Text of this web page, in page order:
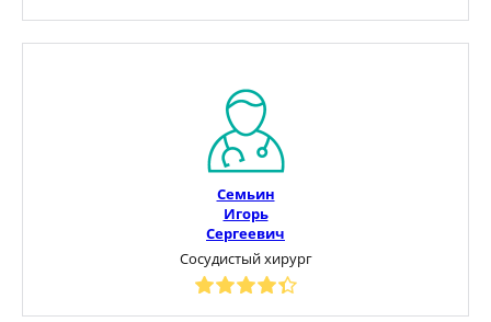
Семьин
Игорь
Сергеевич
Сосудистый хирург